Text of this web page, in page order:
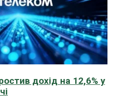
дохід на 12,6% у